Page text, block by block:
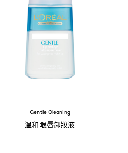
Gentle Cleaning
溫和眼唇卸妝液